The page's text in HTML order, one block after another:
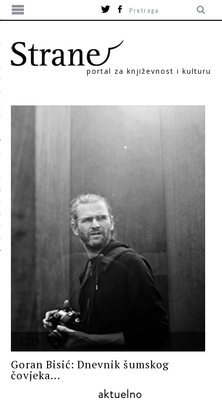
portal za književnost i kulturu
Goran Bisić: Dnevnik šumskog
čovjeka...
aktuelno